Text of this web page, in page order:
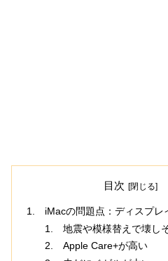
目次
iMacの問題点：ディスプレ
地震や模様替えで壊し
Apple Care+が高い